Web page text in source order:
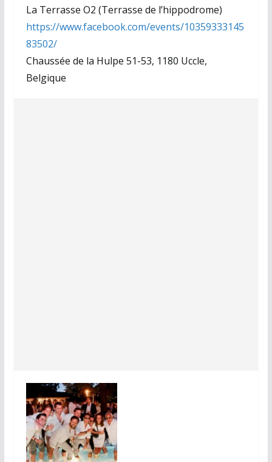
La Terrasse O2 (Terrasse de l’hippodrome)
https://www.facebook.com/events/10359333145
83502/
Chaussée de la Hulpe 51-53, 1180 Uccle,
Belgique